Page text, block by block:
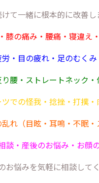
て一緒に根本的に改善し
膝の痛み・腰痛・寝違え
・目の疲れ・足のむく
腰・ストレートネック・
での怪我・捻挫・打撲
れ（目眩・耳鳴・不眠・
談・産後のお悩み・お顔
お悩みを気軽に相談して